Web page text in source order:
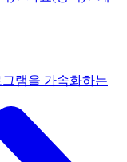
램을 가속화하는